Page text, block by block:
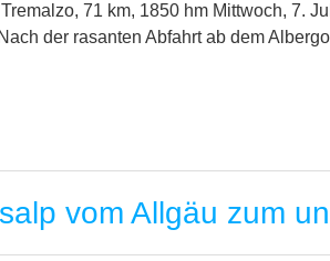
71 km, 1850 hm Mittwoch, 7.
der rasanten Abfahrt ab dem
vom Allgäu zum